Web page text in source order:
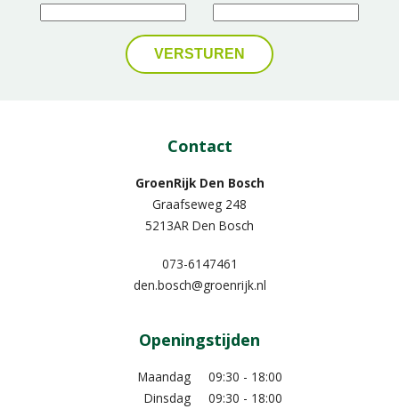
Contact
GroenRijk Den Bosch
Graafseweg 248
5213AR Den Bosch
073-6147461
den.bosch@groenrijk.nl
Openingstijden
Maandag
09:30 - 18:00
Dinsdag
09:30 - 18:00